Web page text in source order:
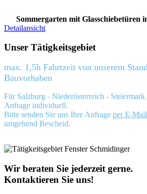
Sommergarten mit Glasschiebetüren
Detailansicht
Unser Tätigkeitsgebiet
max. 1,5h Fahrtzeit von unserem
Bauvorhaben
Für Salzburg - Niederösterreich -
Anfrage individuell.
Bitte senden Sie uns Ihre Anfrage per E-Mail
umgehend Bescheid.
Wir beraten Sie jederzeit gerne.
Kontaktieren Sie uns!